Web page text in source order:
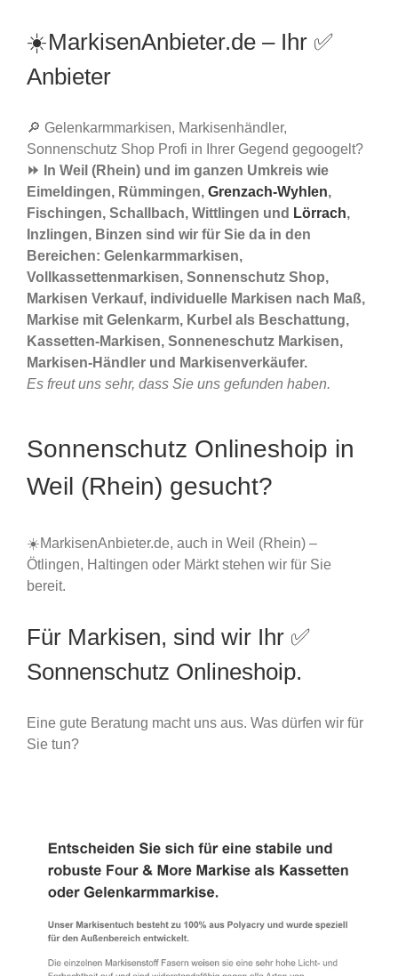
☀️MarkisenAnbieter.de – Ihr ✅
Anbieter
🔎 Gelenkarmmarkisen, Markisenhändler,
Sonnenschutz Shop Profi in Ihrer Gegend gegoogelt?
⏩ In Weil (Rhein) und im ganzen Umkreis wie
Eimeldingen, Rümmingen, Grenzach-Wyhlen,
Fischingen, Schallbach, Wittlingen und Lörrach,
Inzlingen, Binzen sind wir für Sie da in den
Bereichen: Gelenkarmmarkisen,
Vollkassettenmarkisen, Sonnenschutz Shop,
Markisen Verkauf, individuelle Markisen nach Maß,
Markise mit Gelenkarm, Kurbel als Beschattung,
Kassetten-Markisen, Sonneneschutz Markisen,
Markisen-Händler und Markisenverkäufer.
Es freut uns sehr, dass Sie uns gefunden haben.
Sonnenschutz Onlineshoip in
Weil (Rhein) gesucht?
☀️MarkisenAnbieter.de, auch in Weil (Rhein) –
Ötlingen, Haltingen oder Märkt stehen wir für Sie
bereit.
Für Markisen, sind wir Ihr ✅
Sonnenschutz Onlineshoip.
Eine gute Beratung macht uns aus. Was dürfen wir für
Sie tun?